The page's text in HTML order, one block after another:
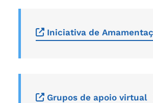
Iniciativa de
Grupos de apoio virtual